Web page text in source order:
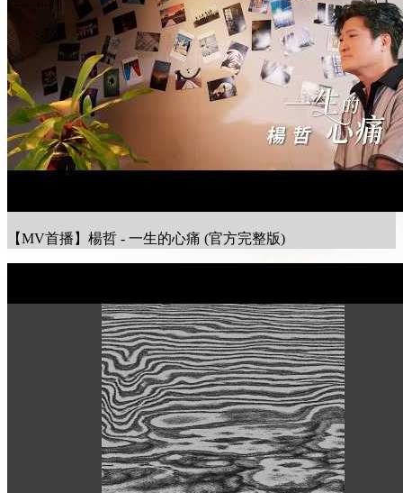
【MV首播】楊哲 - 一生的心痛 (官方完整版)